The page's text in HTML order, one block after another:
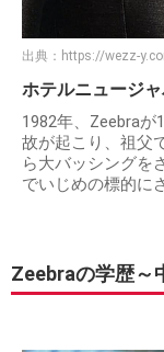
出典： https://wezz-
ホテルニュージ
1982年、Zeebra
故が起こり、祖父
ら大バッシングを
でいじめの標的に
Zeebraの学歴～